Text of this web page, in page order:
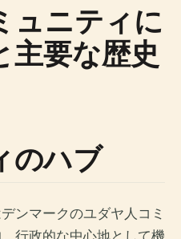
ュニティに
主要な歴史
のハブ
ンマークのユダヤ人コミ
行政的な中心地として機